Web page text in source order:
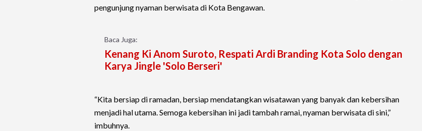
pengunjung nyaman berwisata di Kota Bengawan.
Baca Juga:
Kenang Ki Anom Suroto, Respati Ardi Branding Kota Solo dengan
Karya Jingle 'Solo Berseri'
“Kita bersiap di ramadan, bersiap mendatangkan wisatawan yang banyak dan kebersihan
menjadi hal utama. Semoga kebersihan ini jadi tambah ramai, nyaman berwisata di sini,”
imbuhnya.